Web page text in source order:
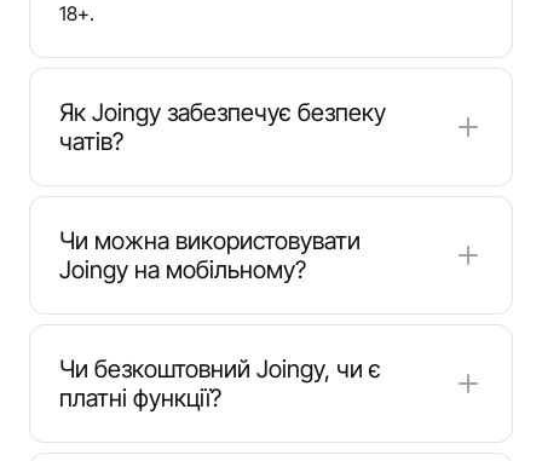
18+.
Як Joingy забезпечує безпеку
чатів?
Joingy підтримує безпечніше середовище
спілкування завдяки модерації та інструментам
для скарг. Хоча приватні розмови не
відстежуються активно, користувачі можуть
повідомляти про зловживання, спам або
команді модерації перевіряти випадки та
вживати заходів, зокрема за потреби
Чи можна використовувати
Joingy на мобільному?
Так. Joingy добре працює в мобільних
браузерах, тому сервіс можна використовувати
на iOS і Android без встановлення окремого
додатку. Інтерфейс адаптований до менших
екранів і зручний як для текстового, так і для
Чи безкоштовний Joingy, чи є
платні функції?